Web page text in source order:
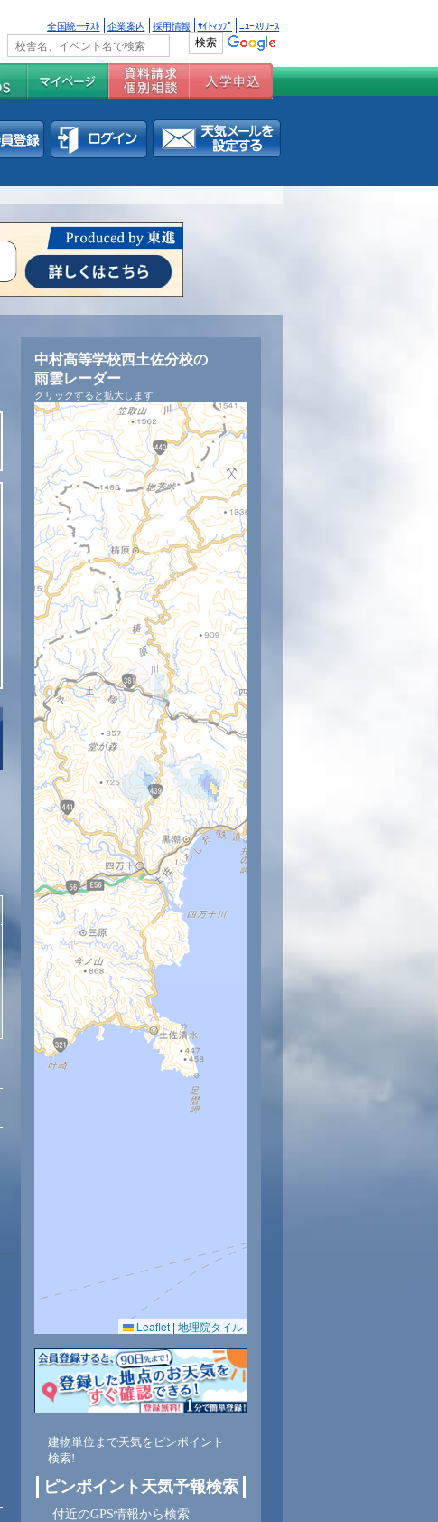
全国統一ﾃｽﾄ 企業案内 採用情報 ｻｲﾄﾏｯﾌﾟ ﾆｭｰｽﾘﾘｰｽ
77 78 79 78
東南 東南 東南
5 5 5 4
中村高等学校西土佐分校の
雨雲レーダー
クリックすると拡大します
Leaflet | 地理院タイル
建物単位まで天気をピンポイント
検索!
ピンポイント天気予報検索
付近のGPS情報から検索